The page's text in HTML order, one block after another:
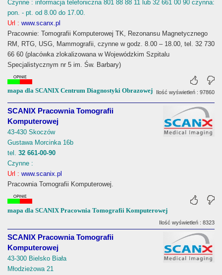
Czynne : informacja telefoniczna 801 88 88 11 lub 32 661 00 90 czynna:
pon. - pt. od 8.00 do 17.00.
Url : www.scanx.pl
Pracownie: Tomografii Komputerowej TK, Rezonansu Magnetycznego
RM, RTG, USG, Mammografii, czynne w godz. 8.00 – 18.00, tel. 32 730
66 60 (placówka zlokalizowana w Wojewódzkim Szpitalu
Specjalistycznym nr 5 im. Św. Barbary)
mapa dla SCANIX Centrum Diagnostyki Obrazowej Ilość wyświetleń : 97860
SCANIX Pracownia Tomografii
Komputerowej
43-430 Skoczów
Gustawa Morcinka 16b
tel. 32 661-00-90
Czynne :
Url : www.scanix.pl
Pracownia Tomografii Komputerowej.
mapa dla SCANIX Pracownia Tomografii Komputerowej
Ilość wyświetleń : 8323
SCANIX Pracownia Tomografii
Komputerowej
43-300 Bielsko Biała
Młodzieżowa 21